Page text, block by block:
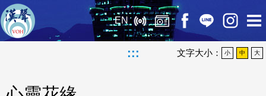
EN
::: 文字大小： 小 中 大